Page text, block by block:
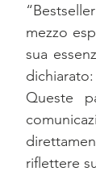
mezzo
sua
dichiarato:
Queste
riflettere